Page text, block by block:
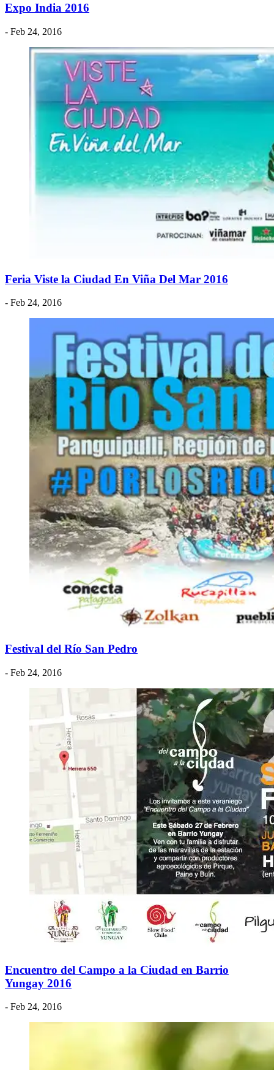
Expo India 2016
- Feb 24, 2016
Feria Viste la Ciudad En Viña Del Mar 2016
- Feb 24, 2016
Festival del Río San Pedro
- Feb 24, 2016
Encuentro del Campo a la Ciudad en Barrio
Yungay 2016
- Feb 24, 2016